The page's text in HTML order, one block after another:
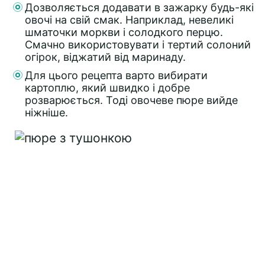
Дозволяється додавати в зажарку будь-які
овочі на свій смак. Наприклад, невеликі
шматочки моркви і солодкого перцю.
Смачно використовувати і тертий солоний
огірок, віджатий від маринаду.
Для цього рецепта варто вибирати
картоплю, який швидко і добре
розварюється. Тоді овочеве пюре вийде
ніжніше.